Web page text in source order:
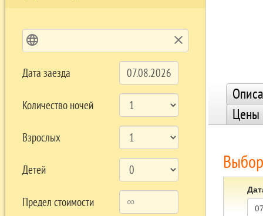
language clear
Дата заезда
Количество ночей
Взрослых
Детей
Предел стоимости
Цены